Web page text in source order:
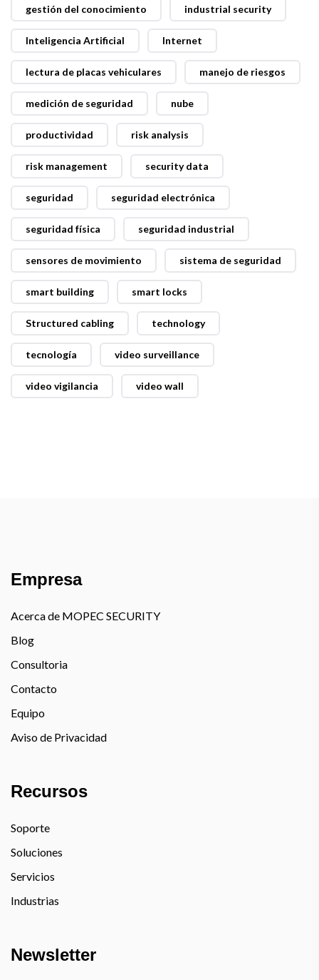
gestión del conocimiento industrial security
Inteligencia Artificial Internet
lectura de placas vehiculares manejo de riesgos
medición de seguridad nube
productividad risk analysis
risk management security data
seguridad seguridad electrónica
seguridad física seguridad industrial
sensores de movimiento sistema de seguridad
smart building smart locks
Structured cabling technology
tecnología video surveillance
video vigilancia video wall
Empresa
Acerca de MOPEC SECURITY
Blog
Consultoria
Contacto
Equipo
Aviso de Privacidad
Recursos
Soporte
Soluciones
Servicios
Industrias
Newsletter